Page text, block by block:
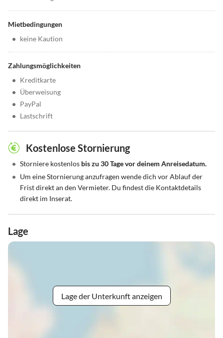
Mietbedingungen
• keine Kaution
Zahlungsmöglichkeiten
• Kreditkarte
• Überweisung
• PayPal
• Lastschrift
Kostenlose Stornierung
• Storniere kostenlos bis zu 30 Tage vor deinem Anreisedatum.
• Um eine Stornierung anzufragen wende dich vor Ablauf der
Frist direkt an den Vermieter. Du findest die Kontaktdetails
direkt im Inserat.
Lage
Lage der Unterkunft anzeigen